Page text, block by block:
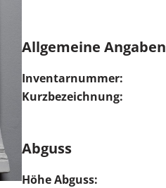
Allgemeine Angaben
Inventarnummer:
Kurzbezeichnung:
Abguss
Höhe Abguss: